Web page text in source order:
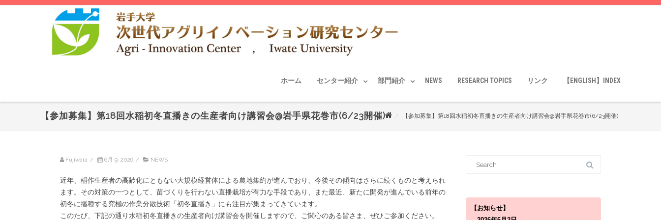
ホーム センター紹介 部門紹介 NEWS RESEARCH TOPICS リンク 【ENGLISH】INDEX
【参加募集】第18回水稲初冬直播きの生産者向け講習会@岩手県花巻市(6/23開催) 【参加募集】第18回水稲初冬直播きの生産者向け講習会@岩手県花巻市(6/23開催)
Fujiwara / 6月 9, 2026 / NEWS
近年、稲作生産者の高齢化にともない大規模経営体による農地集約が進んでおり、今後その傾向はさらに続くものと考えられ
ます。その対策の一つとして、苗づくりを行わない直播栽培が有力な手段であり、また最近、新たに開発が進んでいる前年の
初冬に播種する究極の作業分散技術「初冬直播き」にも注目が集まってきています。
このたび、下記の通り水稲初冬直播きの生産者向け講習会を開催しますので、ご関心のある皆さま、ぜひご参加ください。
f
【お知らせ】